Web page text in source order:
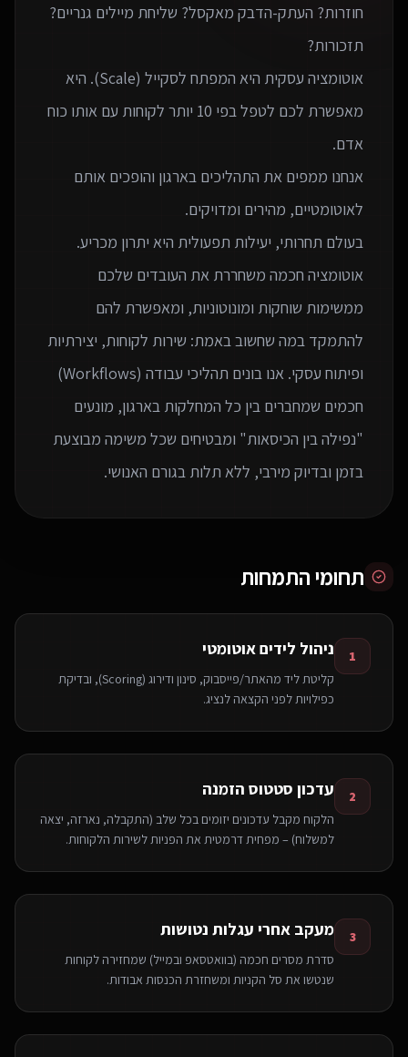
חוזרות? העתק-הדבק מאקסל? שליחת מיילים גנריים?
אוטומציה עסקית היא המפתח לסקייל (Scale). היא
מאפשרת לכם לטפל בפי 10 יותר לקוחות עם אותו כוח
אנחנו ממפים את התהליכים בארגון והופכים אותם
בעולם תחרותי, יעילות תפעולית היא יתרון מכריע.
אוטומציה חכמה משחררת את העובדים שלכם
ממשימות שוחקות ומונוטוניות, ומאפשרת להם
להתמקד במה שחשוב באמת: שירות לקוחות, יצירתיות
ופיתוח עסקי. אנו בונים תהליכי עבודה (Workflows)
חכמים שמחברים בין כל המחלקות בארגון, מונעים
"נפילה בין הכיסאות" ומבטיחים שכל משימה מבוצעת
בזמן ובדיוק מירבי, ללא תלות בגורם האנושי.
תחומי התמחות
1 ניהול לידים אוטומטי
קליטת ליד מהאתר/פייסבוק, סינון ודירוג (Scoring), ובדיקת
כפילויות לפני הקצאה לנציג.
2 עדכון סטטוס הזמנה
הלקוח מקבל עדכונים יזומים בכל שלב (התקבלה, נארזה, יצאה
למשלוח) – מפחית דרמטית את הפניות לשירות הלקוחות.
3 מעקב אחרי עגלות נטושות
סדרת מסרים חכמה (בוואטסאפ ובמייל) שמחזירה לקוחות
שנטשו את סל הקניות ומשחזרת הכנסות אבודות.